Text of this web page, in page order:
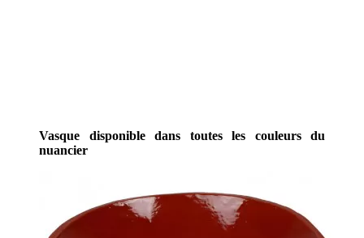
Vasque disponible dans toutes les couleurs du
nuancier